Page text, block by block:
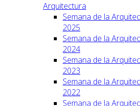
Arquitectura
Semana de la
2025
Semana de la
2024
Semana de la
2023
Semana de la
2022
Semana de la